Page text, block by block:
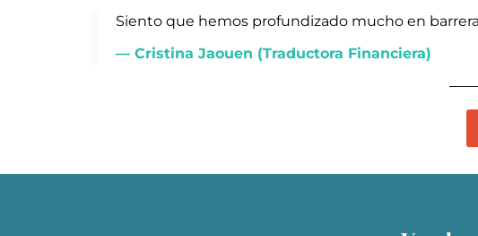
Siento que hemos profundizado mucho en
— Cristina Jaouen (Traductora Financiera)